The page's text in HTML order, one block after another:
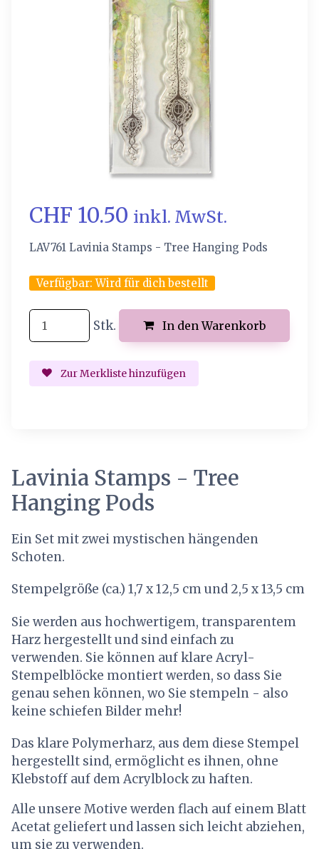
CHF 10.50 inkl. MwSt.
LAV761 Lavinia Stamps - Tree Hanging Pods
Verfügbar:Wird für dich bestellt
Stk. In den Warenkorb
Zur Merkliste hinzufügen
Lavinia Stamps - Tree
Hanging Pods
Ein Set mit zwei mystischen hängenden
Schoten.
Stempelgröße (ca.) 1,7 x 12,5 cm und 2,5 x 13,5 cm
Sie werden aus hochwertigem, transparentem
Harz hergestellt und sind einfach zu
verwenden. Sie können auf klare Acryl-
Stempelblöcke montiert werden, so dass Sie
genau sehen können, wo Sie stempeln - also
keine schiefen Bilder mehr!
Das klare Polymerharz, aus dem diese Stempel
hergestellt sind, ermöglicht es ihnen, ohne
Klebstoff auf dem Acrylblock zu haften.
Alle unsere Motive werden flach auf einem Blatt
Acetat geliefert und lassen sich leicht abziehen,
um sie zu verwenden.